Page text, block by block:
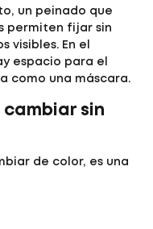
un peinado que
permiten fijar sin
visibles. En el
espacio para el
como una máscara.
sin
de color, es una